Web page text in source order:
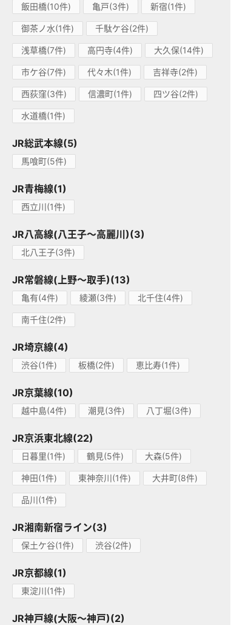
飯田橋(10件) 亀戸(3件) 新宿(1件)
御茶ノ水(1件) 千駄ケ谷(2件)
浅草橋(7件) 高円寺(4件) 大久保(14件)
市ケ谷(7件) 代々木(1件) 吉祥寺(2件)
西荻窪(3件) 信濃町(1件) 四ツ谷(2件)
水道橋(1件)
JR総武本線(5)
馬喰町(5件)
JR青梅線(1)
西立川(1件)
JR八高線(八王子～高麗川)(3)
北八王子(3件)
JR常磐線(上野～取手)(13)
亀有(4件) 綾瀬(3件) 北千住(4件)
南千住(2件)
JR埼京線(4)
渋谷(1件) 板橋(2件) 恵比寿(1件)
JR京葉線(10)
越中島(4件) 潮見(3件) 八丁堀(3件)
JR京浜東北線(22)
日暮里(1件) 鶴見(5件) 大森(5件)
神田(1件) 東神奈川(1件) 大井町(8件)
品川(1件)
JR湘南新宿ライン(3)
保土ケ谷(1件) 渋谷(2件)
JR京都線(1)
東淀川(1件)
JR神戸線(大阪～神戸)(2)